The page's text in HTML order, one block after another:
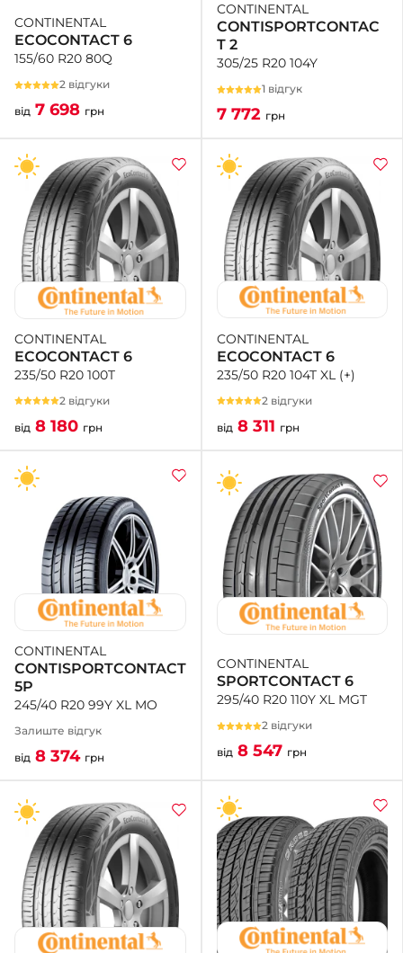
CONTINENTAL
ECOCONTACT 6
155/60 R20 80Q
2 відгуки
від 7 698 грн
CONTINENTAL
CONTISPORTCONTAC
T 2
305/25 R20 104Y
1 відгук
7 772 грн
CONTINENTAL
ECOCONTACT 6
235/50 R20 100T
2 відгуки
від 8 180 грн
CONTINENTAL
ECOCONTACT 6
235/50 R20 104T XL (+)
2 відгуки
від 8 311 грн
CONTINENTAL
CONTISPORTCONTACT
5P
245/40 R20 99Y XL MO
Залиште відгук
від 8 374 грн
CONTINENTAL
SPORTCONTACT 6
295/40 R20 110Y XL MGT
2 відгуки
від 8 547 грн